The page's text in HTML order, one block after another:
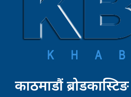
काठमाडौं